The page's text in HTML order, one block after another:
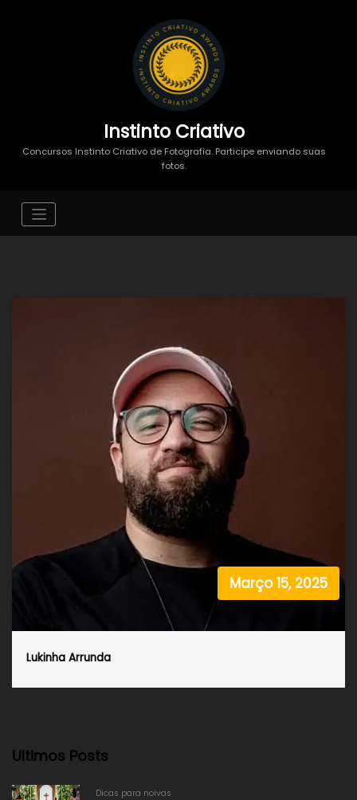
Instinto Criativo
Concursos Instinto Criativo de Fotografia. Participe enviando suas
fotos.
Março 15, 2025
Lukinha Arrunda
Ultimos Posts
Dicas para noivas